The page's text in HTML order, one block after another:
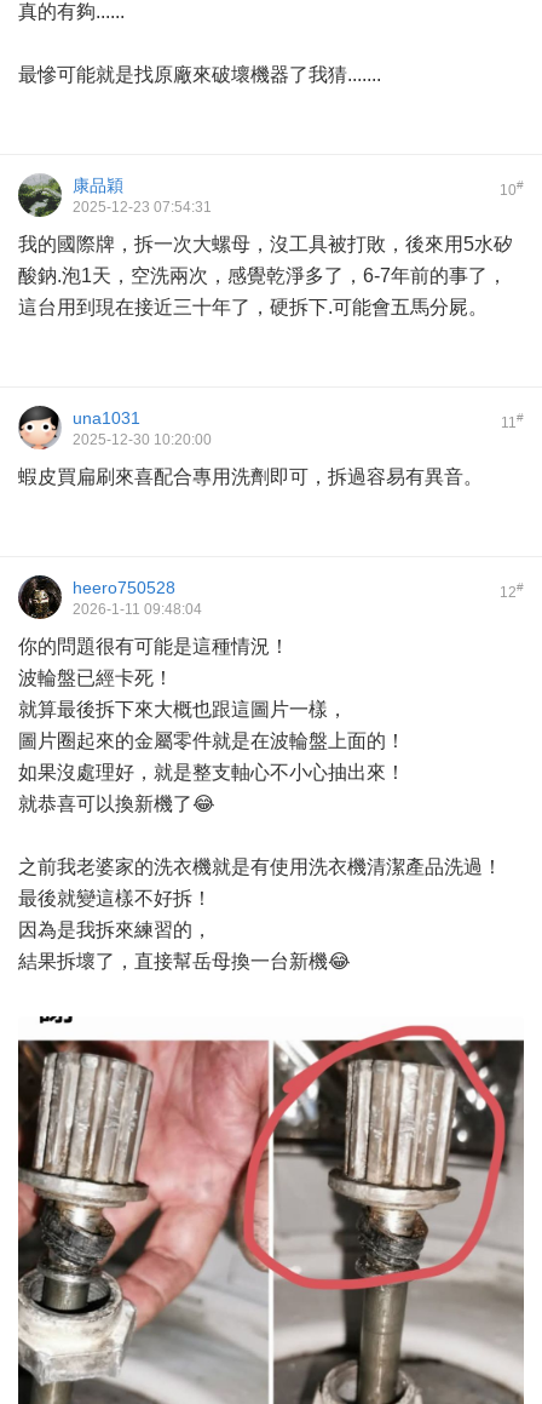
真的有夠......
最慘可能就是找原廠來破壞機器了我猜.......
10#
康品穎
2025-12-23 07:54:31
我的國際牌，拆一次大螺母，沒工具被打敗，後來用5水矽
酸鈉.泡1天，空洗兩次，感覺乾淨多了，6-7年前的事了，
這台用到現在接近三十年了，硬拆下.可能會五馬分屍。
11#
una1031
2025-12-30 10:20:00
蝦皮買扁刷來喜配合專用洗劑即可，拆過容易有異音。
12#
heero750528
2026-1-11 09:48:04
你的問題很有可能是這種情況！
波輪盤已經卡死！
就算最後拆下來大概也跟這圖片一樣，
圖片圈起來的金屬零件就是在波輪盤上面的！
如果沒處理好，就是整支軸心不小心抽出來！
就恭喜可以換新機了😂
之前我老婆家的洗衣機就是有使用洗衣機清潔產品洗過！
最後就變這樣不好拆！
因為是我拆來練習的，
結果拆壞了，直接幫岳母換一台新機😂